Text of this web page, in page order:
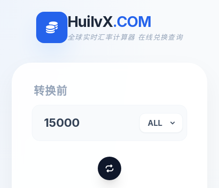
HuilvX.COM
全球实时汇率计算器 在线兑换查询
转换前